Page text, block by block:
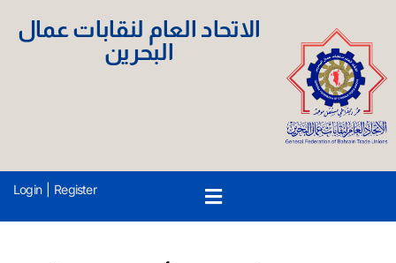
الاتحاد العام لنقابات عمال
البحرين
Login Register